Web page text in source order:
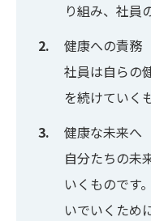
り組み、社員
健康への責務
社員は自らの
を続けていく
健康な未来へ
自分たちの未
いくものです
いでいくため